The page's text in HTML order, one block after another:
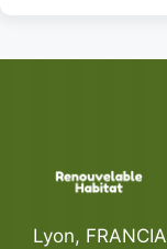
Lyon, FRANCIA